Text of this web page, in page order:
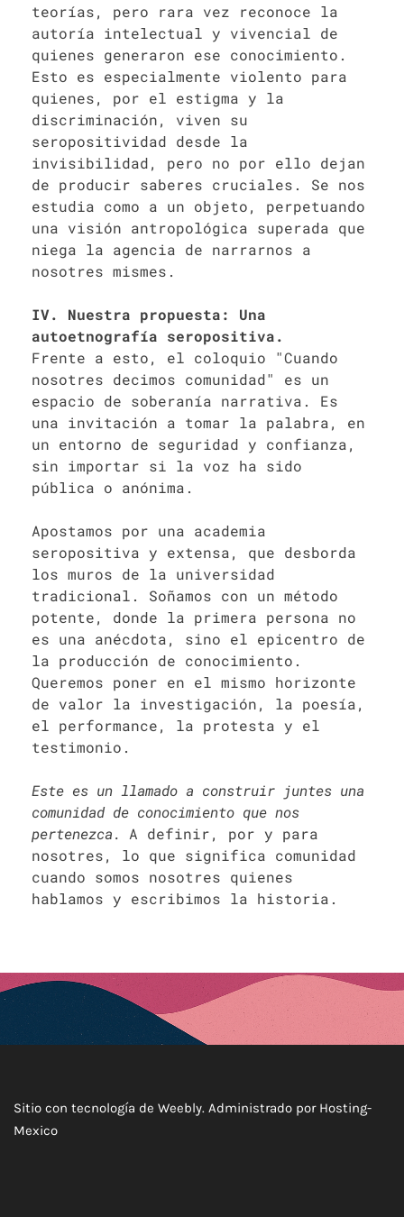
teorías, pero rara vez reconoce la
autoría intelectual y vivencial de
quienes generaron ese conocimiento.
Esto es especialmente violento para
quienes, por el estigma y la
discriminación, viven su
seropositividad desde la
invisibilidad, pero no por ello dejan
de producir saberes cruciales. Se nos
estudia como a un objeto, perpetuando
una visión antropológica superada que
niega la agencia de narrarnos a
nosotres mismes.
IV. Nuestra propuesta: Una
autoetnografía seropositiva.
Frente a esto, el coloquio "Cuando
nosotres decimos comunidad" es un
espacio de soberanía narrativa. Es
una invitación a tomar la palabra, en
un entorno de seguridad y confianza,
sin importar si la voz ha sido
pública o anónima.
Apostamos por una academia
seropositiva y extensa, que desborda
los muros de la universidad
tradicional. Soñamos con un método
potente, donde la primera persona no
es una anécdota, sino el epicentro de
la producción de conocimiento.
Queremos poner en el mismo horizonte
de valor la investigación, la poesía,
el performance, la protesta y el
testimonio.
Este es un llamado a construir juntes una
comunidad de conocimiento que nos
pertenezca. A definir, por y para
nosotres, lo que significa comunidad
cuando somos nosotres quienes
hablamos y escribimos la historia.
Sitio con tecnología de Weebly. Administrado por Hosting-
Mexico